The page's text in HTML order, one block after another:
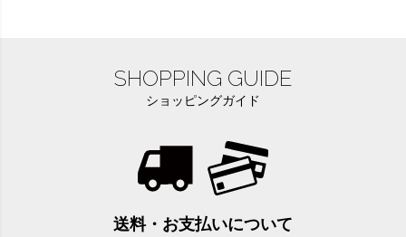
SHOPPING GUIDE
ショッピングガイド
送料・お支払いについて